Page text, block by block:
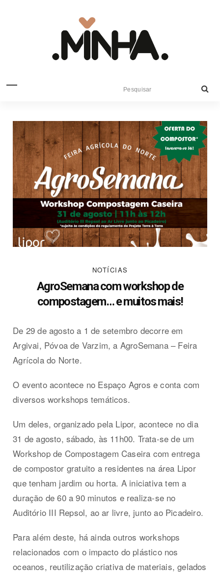
NOTÍCIAS
AgroSemana com workshop de
compostagem… e muitos mais!
De 29 de agosto a 1 de setembro decorre em
Argivai, Póvoa de Varzim, a AgroSemana – Feira
Agrícola do Norte.
O evento acontece no Espaço Agros e conta com
diversos workshops temáticos.
Um deles, organizado pela Lipor, acontece no dia
31 de agosto, sábado, às 11h00. Trata-se de um
Workshop de Compostagem Caseira com entrega
de compostor gratuito a residentes na área Lipor
que tenham jardim ou horta. A iniciativa tem a
duração de 60 a 90 minutos e realiza-se no
Auditório III Repsol, ao ar livre, junto ao Picadeiro.
Para além deste, há ainda outros workshops
relacionados com o impacto do plástico nos
oceanos, reutilização criativa de materiais, gelados